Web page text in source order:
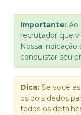
Importante: Ao
recrutador que
Nossa
conquistar seu
Dica: Se você
os dois dedos
todos os